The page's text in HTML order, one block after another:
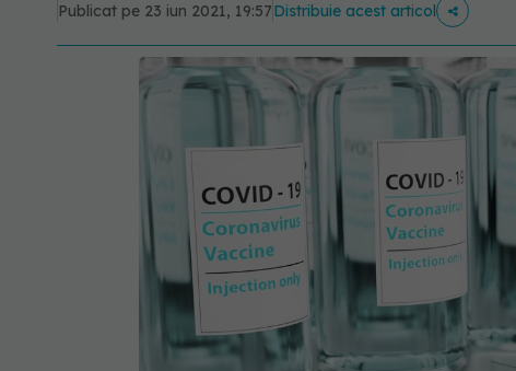
Publicat pe 23 iun 2021, 19:57Distribuie acest articol